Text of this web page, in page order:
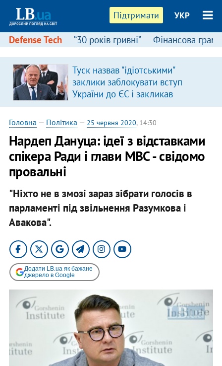
Підтримати УКР
Defense Tech “30 років гривні” Фінансова
Туск назвав "ідіотськими"
заклики заблокувати вступ
України до ЄС і закликав
припинити антиукраїнську
риторику
Головна — Політика — 25 червня 2020, 14:30
Нардеп Дануца: ідеї з відставками
спікера Ради і глави МВС - свідомо
провальні
"Ніхто не в змозі зараз зібрати голосів в
парламенті під звільнення Разумкова і
Авакова".
Додати LB.ua як бажане
джерело в Google